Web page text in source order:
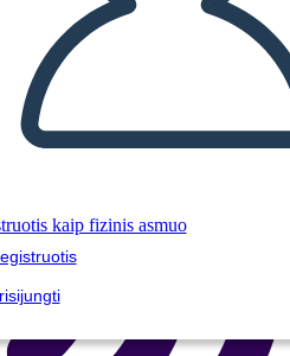
kaip fizinis asmuo